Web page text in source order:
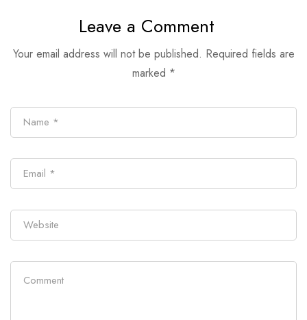
Dokter Memilih
Kosmetik Rea Care?
untuk Regenerasi
dan Hidrasi Kulit
Maksimal
Leave a Comment
Your email address will not be published. Required fields are
marked *